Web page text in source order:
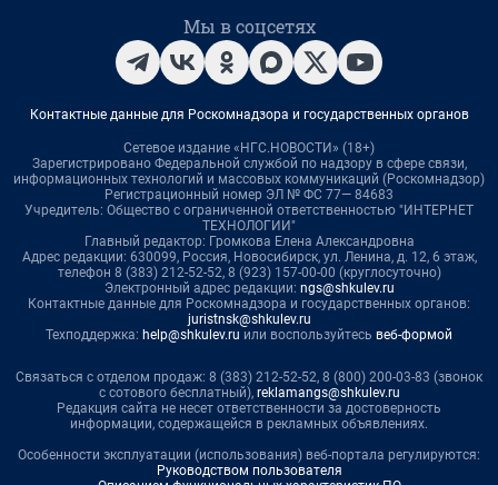
Мы в соцсетях
Контактные данные для Роскомнадзора и государственных органов
Сетевое издание «НГС.НОВОСТИ» (18+)
Зарегистрировано Федеральной службой по надзору в сфере связи,
информационных технологий и массовых коммуникаций (Роскомнадзор)
Регистрационный номер ЭЛ № ФС 77— 84683
Учредитель: Общество с ограниченной ответственностью "ИНТЕРНЕТ
ТЕХНОЛОГИИ"
Главный редактор: Громкова Елена Александровна
Адрес редакции: 630099, Россия, Новосибирск, ул. Ленина, д. 12, 6 этаж,
телефон 8 (383) 212-52-52, 8 (923) 157-00-00 (круглосуточно)
Электронный адрес редакции: ngs@shkulev.ru
Контактные данные для Роскомнадзора и государственных органов:
juristnsk@shkulev.ru
Техподдержка: help@shkulev.ru или воспользуйтесь веб-формой
Связаться с отделом продаж: 8 (383) 212-52-52, 8 (800) 200-03-83 (звонок
с сотового бесплатный), reklamangs@shkulev.ru
Редакция сайта не несет ответственности за достоверность
информации, содержащейся в рекламных объявлениях.
Особенности эксплуатации (использования) веб-портала регулируются:
Руководством пользователя